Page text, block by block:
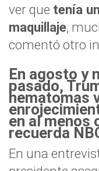
ver que tenía
maquillaje,
comentó otro
En agosto y
pasado,
hematomas
en al menos
recuerda
En una